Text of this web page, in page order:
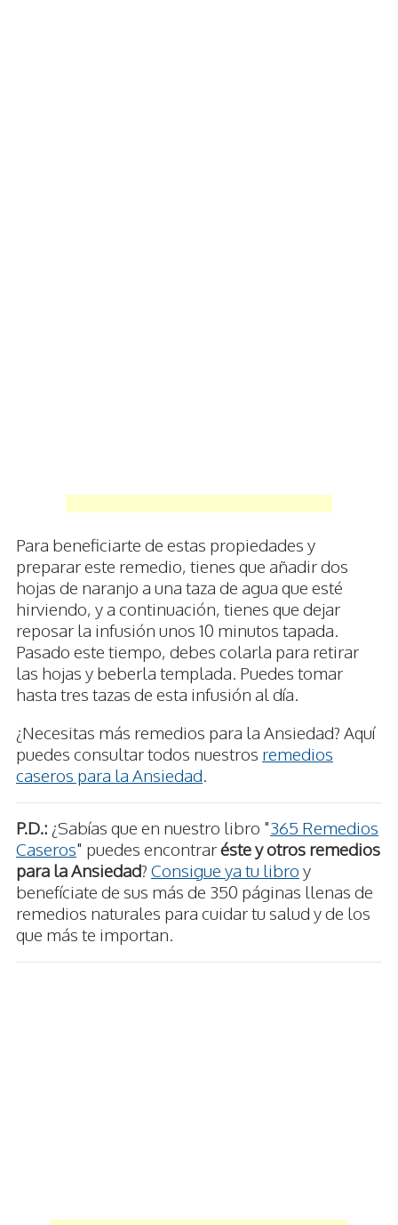
Para beneficiarte de estas propiedades y
preparar este remedio, tienes que añadir dos
hojas de naranjo a una taza de agua que esté
hirviendo, y a continuación, tienes que dejar
reposar la infusión unos 10 minutos tapada.
Pasado este tiempo, debes colarla para retirar
las hojas y beberla templada. Puedes tomar
hasta tres tazas de esta infusión al día.
¿Necesitas más remedios para la Ansiedad? Aquí
puedes consultar todos nuestros remedios
caseros para la Ansiedad.
P.D.: ¿Sabías que en nuestro libro "365 Remedios
Caseros" puedes encontraréste y otros remedios
para la Ansiedad? Consigue ya tu libro y
benefíciate de sus más de 350 páginas llenas de
remedios naturales para cuidar tu salud y de los
que más te importan.